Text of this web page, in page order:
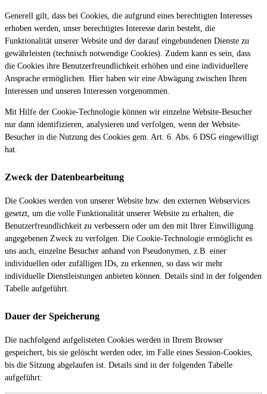
Generell gilt, dass bei Cookies, die aufgrund eines berechtigten Interesses
erhoben werden, unser berechtigtes Interesse darin besteht, die
Funktionalität unserer Website und der darauf eingebundenen Dienste zu
gewährleisten (technisch notwendige Cookies). Zudem kann es sein, dass
die Cookies ihre Benutzerfreundlichkeit erhöhen und eine individuellere
Ansprache ermöglichen. Hier haben wir eine Abwägung zwischen Ihren
Interessen und unseren Interessen vorgenommen.
Mit Hilfe der Cookie-Technologie können wir einzelne Website-Besucher
nur dann identifizieren, analysieren und verfolgen, wenn der Website-
Besucher in die Nutzung des Cookies gem. Art. 6. Abs. 6 DSG eingewilligt
hat.
Zweck der Datenbearbeitung
Die Cookies werden von unserer Website bzw. den externen Webservices
gesetzt, um die volle Funktionalität unserer Website zu erhalten, die
Benutzerfreundlichkeit zu verbessern oder um den mit Ihrer Einwilligung
angegebenen Zweck zu verfolgen. Die Cookie-Technologie ermöglicht es
uns auch, einzelne Besucher anhand von Pseudonymen, z.B. einer
individuellen oder zufälligen IDs, zu erkennen, so dass wir mehr
individuelle Dienstleistungen anbieten können. Details sind in der folgenden
Tabelle aufgeführt.
Dauer der Speicherung
Die nachfolgend aufgelisteten Cookies werden in Ihrem Browser
gespeichert, bis sie gelöscht werden oder, im Falle eines Session-Cookies,
bis die Sitzung abgelaufen ist. Details sind in der folgenden Tabelle
aufgeführt: